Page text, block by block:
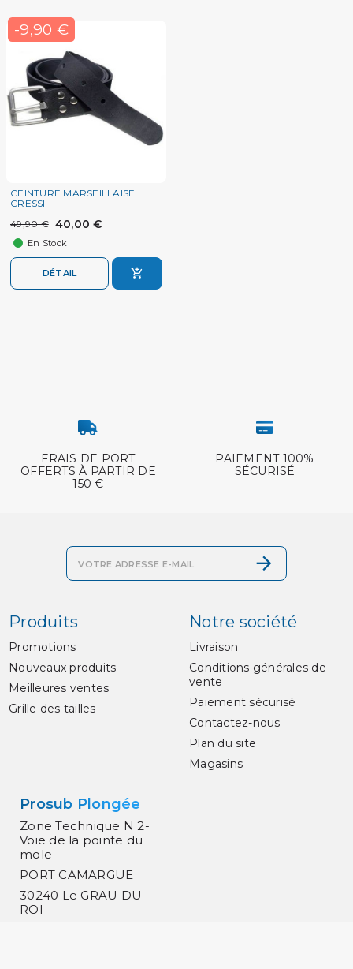
-9,90 €
CEINTURE MARSEILLAISE
CRESSI
49,90 € 40,00 €
En Stock
DÉTAIL
FRAIS DE PORT
OFFERTS À PARTIR DE
150 €
PAIEMENT 100%
SÉCURISÉ
Produits
Promotions
Nouveaux produits
Meilleures ventes
Grille des tailles
Notre société
Livraison
Conditions générales de
vente
Paiement sécurisé
Contactez-nous
Plan du site
Magasins
Prosub Plongée
Zone Technique N 2-
Voie de la pointe du
mole
PORT CAMARGUE
30240 Le GRAU DU
ROI